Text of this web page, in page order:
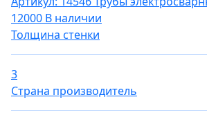
12000 В наличии
Толщина стенки
3
Страна производитель